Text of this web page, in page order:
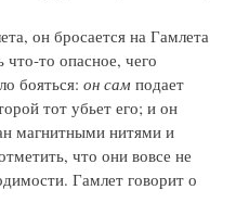
он бросается на Гамлета
опасное, чего
бояться: он сам подает
тот убьет его; и он
магнитными нитями и
что они вовсе не
Гамлет говорит о